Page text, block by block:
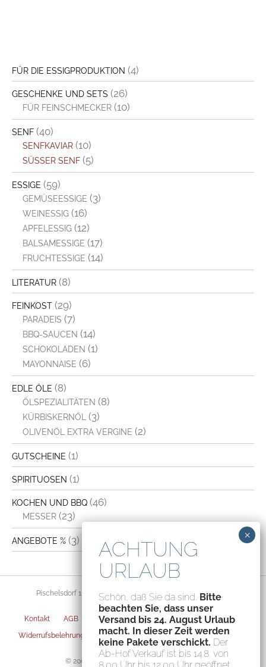
FÜR DIE ESSIGPRODUKTION (4)
GESCHENKE UND SETS (26)
FÜR FEINSCHMECKER (10)
SENF (40)
SENFKAVIAR (10)
SÜSSER SENF (5)
ESSIGE (59)
GEMÜSEESSIGE (3)
WEINESSIG (16)
APFELESSIG (12)
BALSAMESSIGE (17)
FRUCHTESSIGE (14)
LITERATUR (8)
FEINKOST (29)
PARADEIS (7)
BBQ-SAUCEN (14)
SCHOKOLADEN (1)
MAYONNAISE (6)
EDLE ÖLE (8)
ÖLSPEZIALITÄTEN (8)
KÜRBISKERNÖL (3)
OLIVENÖL EXTRA VERGINE (2)
GUTSCHEINE (1)
SPIRITUOSEN (1)
KOCHEN UND BBQ (46)
MESSER (23)
ANGEBOTE % (3)
Pischelsdorf 156, 8212 Pischelsdorf, Austria – ATU70094435
Kontakt AGB Datenschutz Impressum
Versandarten
Widerrufsbelehrung
Zahlungsarten Privatsphäre-Einstellungen
© 2004-2026 Fischerauer Feinstes GmbH
Schön, daß Sie da sind. Bitte
beachten Sie, dass unser
Versand bis 24. August Urlaub
macht. In dieser Zeit werden
keine Pakete verschickt. Der
Ab-Hof Verkauf ist bis 14.8. von